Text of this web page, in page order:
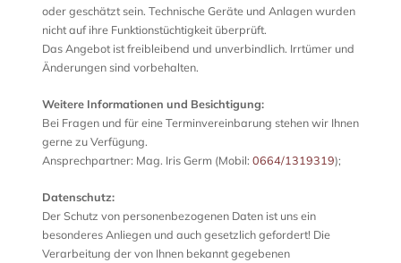
oder geschätzt sein. Technische Geräte und Anlagen wurden
nicht auf ihre Funktionstüchtigkeit überprüft.
Das Angebot ist freibleibend und unverbindlich. Irrtümer und
Änderungen sind vorbehalten.
Weitere Informationen und Besichtigung:
Bei Fragen und für eine Terminvereinbarung stehen wir Ihnen
gerne zu Verfügung.
Ansprechpartner: Mag. Iris Germ (Mobil: 0664/1319319);
Datenschutz:
Der Schutz von personenbezogenen Daten ist uns ein
besonderes Anliegen und auch gesetzlich gefordert! Die
Verarbeitung der von Ihnen bekannt gegebenen